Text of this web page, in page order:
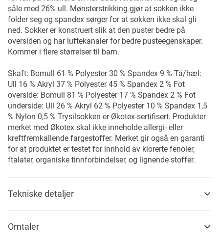
såle med 26% ull. Mønsterstrikking gjør at sokken ikke
folder seg og spandex sørger for at sokken ikke skal gli
ned. Sokker er konstruert slik at den puster bedre på
oversiden og har luftekanaler for bedre pusteegenskaper.
Kommer i flere størrelser til barn.
Skaft: Bomull 61 % Polyester 30 % Spandex 9 % Tå/hæl:
Ull 16 % Akryl 37 % Polyester 45 % Spandex 2 % Fot
overside: Bomull 81 % Polyester 17 % Spandex 2 % Fot
underside: Ull 26 % Akryl 62 % Polyester 10 % Spandex 1,5
% Nylon 0,5 % Trysilsokken er Økotex-sertifisert. Produkter
merket med Økotex skal ikke inneholde allergi- eller
kreftfremkallende fargestoffer. Merket gir også en garanti
for at produktet er testet for innhold av klorerte fenoler,
ftalater, organiske tinnforbindelser, og lignende stoffer.
Tekniske detaljer
Omtaler